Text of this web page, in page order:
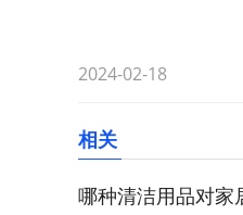
2024-02-18
相关
哪种清洁用品对家